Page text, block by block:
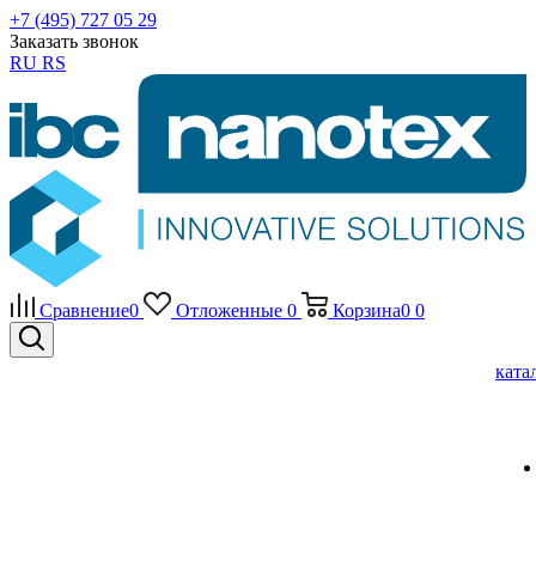
+7 (495) 727 05 29
Заказать звонок
RU RS
Сравнение0 Отложенные 0 Корзина0 0